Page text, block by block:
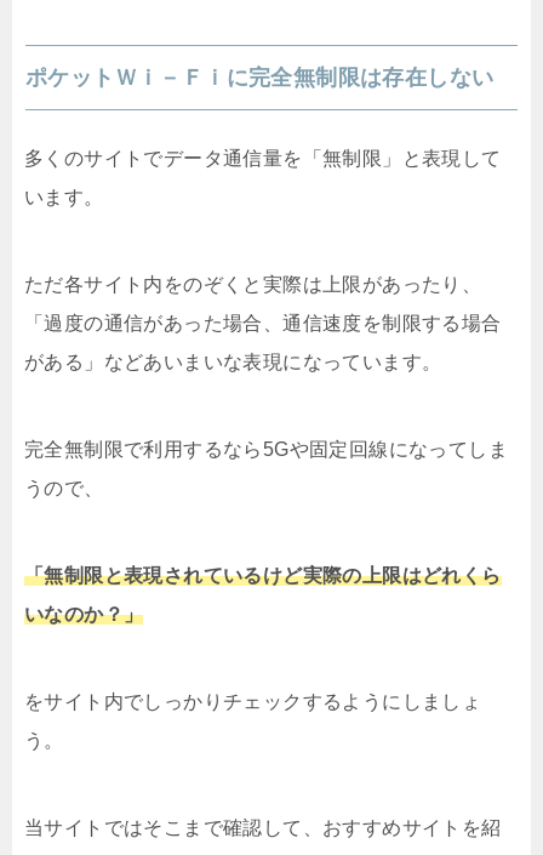
ポケットＷｉ－Ｆｉに完全無制限は存在しない
多くのサイトでデータ通信量を「無制限」と表現して
います。
ただ各サイト内をのぞくと実際は上限があったり、
「過度の通信があった場合、通信速度を制限する場合
がある」などあいまいな表現になっています。
完全無制限で利用するなら5Gや固定回線になってしま
うので、
「無制限と表現されているけど実際の上限はどれくら
いなのか？」
をサイト内でしっかりチェックするようにしましょ
う。
当サイトではそこまで確認して、おすすめサイトを紹